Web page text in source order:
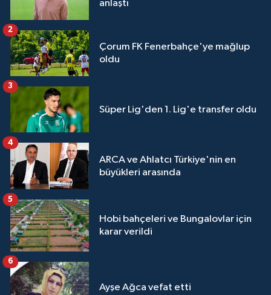
anlaştı
Çorum FK Fenerbahçe'ye mağlup
oldu
2
Süper Lig'den 1. Lig'e transfer oldu
3
ARCA ve Ahlatcı Türkiye'nin en
büyükleri arasında
4
Hobi bahçeleri ve Bungalovlar için
karar verildi
5
Ayşe Ağca vefat etti
6